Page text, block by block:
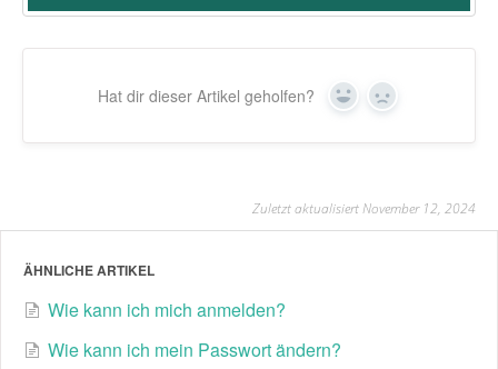
Hat dir dieser Artikel geholfen? Yes No
Zuletzt aktualisiert November 12, 2024
ÄHNLICHE ARTIKEL
Wie kann ich mich anmelden?
Wie kann ich mein Passwort ändern?